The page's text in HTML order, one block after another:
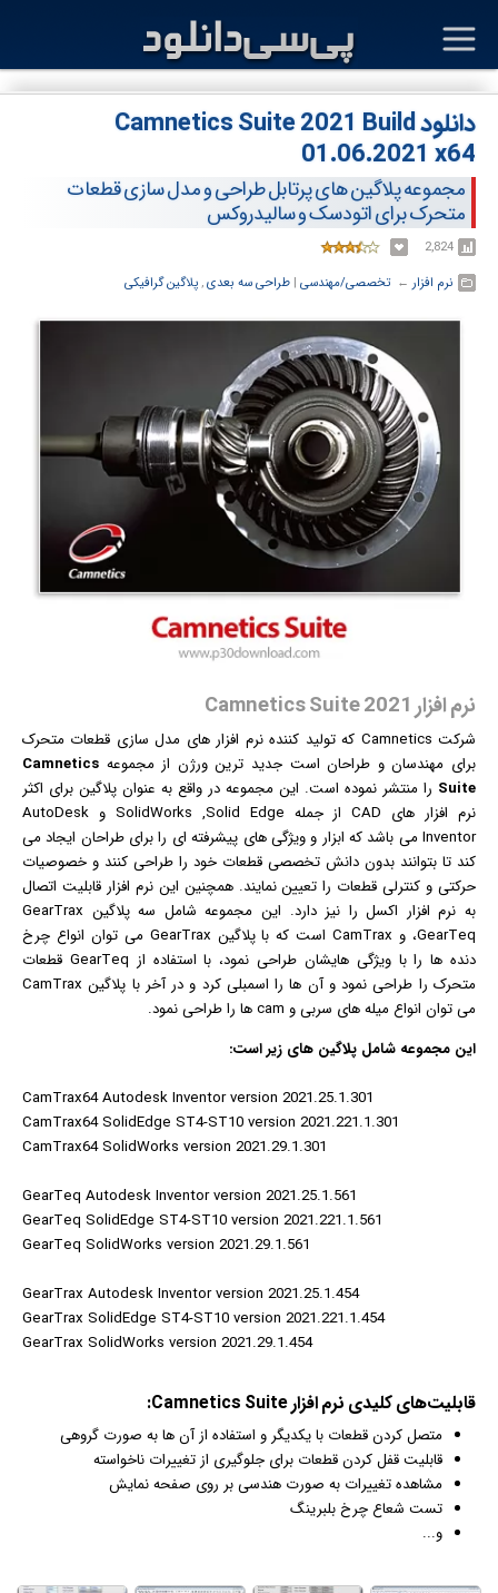
دانلود Camnetics Suite 2021 Build
01.06.2021 x64
مجموعه پلاگین های پرتابل طراحی و مدل سازی قطعات
متحرک برای اتودسک و سالیدروکس
2,824
نرم افزار ← ‏تخصصی/مهندسی ‏| طراحی سه بعدی,پلاگین گرافیکی
نرم افزار Camnetics Suite 2021
شرکت Camnetics که تولید کننده نرم افزارهای مدل سازی قطعات متحرک
برای مهندسان و طراحان است جدید ترین ورژن از مجموعه Camnetics
Suite را منتشر نموده است. این مجموعه در واقع به عنوان پلاگین برای اکثر
نرم افزار های CAD از جمله SolidWorks ,Solid Edge و AutoDesk
Inventor می باشد که ابزار و ویژگی های پیشرفته ای را برای طراحان ایجاد می
کند تا بتوانند بدون دانش تخصصی قطعات خود را طراحی کنند و خصوصیات
حرکتی و کنترلی قطعات را تعیین نمایند. همچنین این نرم افزار قابلیت اتصال
به نرم افزار اکسل را نیز دارد. این مجموعه شامل سه پلاگین GearTrax
،GearTeq و CamTrax است که با پلاگین GearTrax می توان انواع چرخ
دنده ها را با ویژگی هایشان طراحی نمود، با استفاده از GearTeq قطعات
متحرک را طراحی نمود و آن ها را اسمبلی کرد و در آخر با پلاگین CamTrax
می توان انواع میله های سربی و cam ها را طراحی نمود.
این مجموعه شامل پلاگین های زیر است:
CamTrax64 Autodesk Inventor version 2021.25.1.301
CamTrax64 SolidEdge ST4-ST10 version 2021.221.1.301
CamTrax64 SolidWorks version 2021.29.1.301
GearTeq Autodesk Inventor version 2021.25.1.561
GearTeq SolidEdge ST4-ST10 version 2021.221.1.561
GearTeq SolidWorks version 2021.29.1.561
GearTrax Autodesk Inventor version 2021.25.1.454
GearTrax SolidEdge ST4-ST10 version 2021.221.1.454
GearTrax SolidWorks version 2021.29.1.454
قابلیت‌های کلیدی نرم افزار
متصل کردن قطعات با یکدیگر و استفاده از آن ها به صورت گروهی
قابلیت قفل کردن قطعات برای جلوگیری از تغییرات ناخواسته
مشاهده تغییرات به صورت هندسی بر روی صفحه نمایش
تست شعاع چرخ بلبرینگ
و...